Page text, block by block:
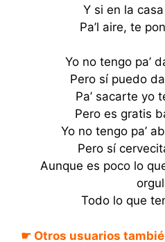
Y si en la
Pa’l aire, te
Yo no tengo pa’
Pero sí puedo
Pa’ sacarte yo
Pero es gratis
Yo no tengo pa’
Pero sí
Aunque es poco lo
Todo lo que
☛ Otros usuarios